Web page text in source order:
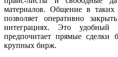
материалов. Общение в таких
позволяет оперативно
интеграциях. Это
предпочитает прямые сделки
крупных бирж.